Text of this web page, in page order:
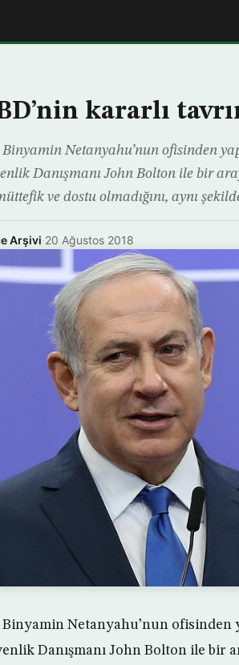
kararlı
Netanyahu’nun ofisinden
Danışmanı John Bolton ile bir
ve dostu olmadığını, aynı
Arşivi·20 Ağustos 2018
Netanyahu’nun ofisinden
Danışmanı John Bolton ile bir